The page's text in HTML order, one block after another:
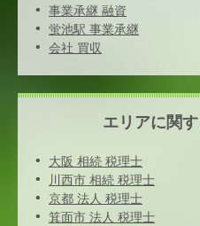
事業承継 融資
蛍池駅 事業承継
会社 買収
エリアに関
大阪 相続 税理士
川西市 相続 税理士
京都 法人 税理士
箕面市 法人 税理士